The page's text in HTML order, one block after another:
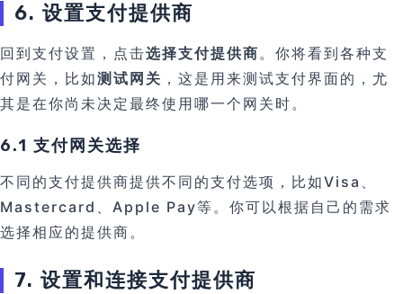
6. 设置支付提供商
回到支付设置，点击选择支付提供商。你将看到各种支
付网关，比如测试网关 ，这是用来测试支付界面的，尤
其是在你尚未决定最终使用哪一个网关时。
6.1 支付网关选择
不同的支付提供商提供不同的支付选项，比如Visa、
Mastercard、Apple Pay等。你可以根据自己的需求
选择相应的提供商。
7. 设置和连接支付提供商